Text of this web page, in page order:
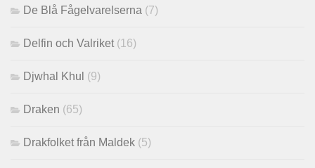
De Blå Fågelvarelserna (7)
Delfin och Valriket (16)
Djwhal Khul (9)
Draken (65)
Drakfolket från Maldek (5)